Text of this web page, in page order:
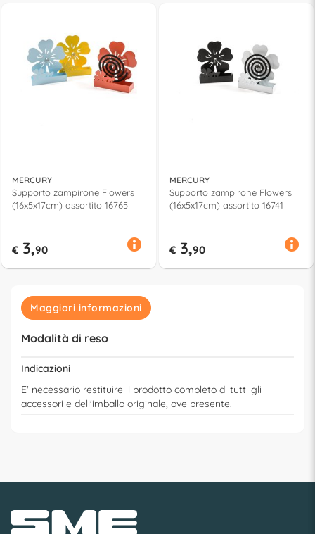
MERCURY
Supporto zampirone Flowers
(16x5x17cm) assortito 16765
€ 3,90
MERCURY
Supporto zampirone Flowers
(16x5x17cm) assortito 16741
€ 3,90
Maggiori informazioni
Modalità di reso
Indicazioni
E' necessario restituire il prodotto completo di tutti gli
accessori e dell'imballo originale, ove presente.